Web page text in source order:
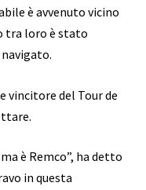
è avvenuto vicino
tra loro è stato
vincitore del Tour de
è Remco”, ha detto
in questa